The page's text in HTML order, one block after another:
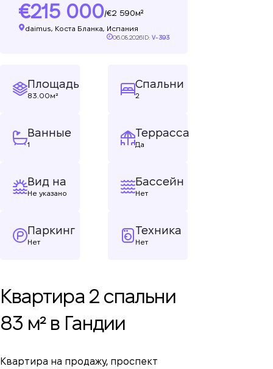
215 000/ 2 590м²
daimus, Коста Бланка, Испания
06.08.2026ID: V-393
Площадь
83.00м²
Спальни
2
Ванные
1
Террасса
Да
Вид на
Не указано
Бассейн
Нет
Паркинг
Нет
Техника
Нет
Квартира 2 спальни
83 м² в Гандии
Квартира на продажу, проспект